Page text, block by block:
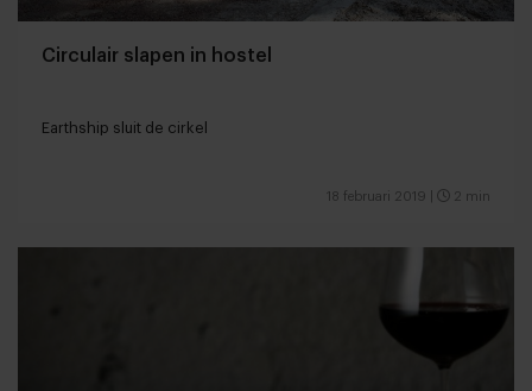
Circulair slapen in hostel
Earthship sluit de cirkel
18 februari 2019 2 min